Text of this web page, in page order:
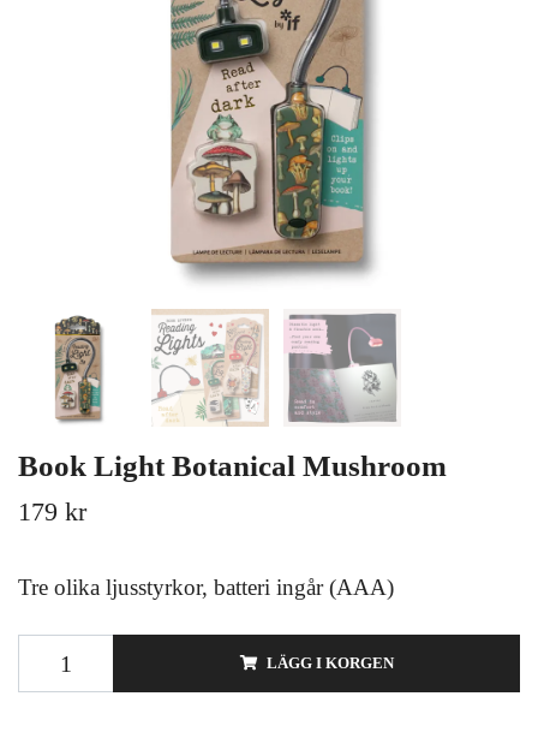
Book Light Botanical Mushroom
179 kr
Tre olika ljusstyrkor, batteri ingår (AAA)
LÄGG I KORGEN